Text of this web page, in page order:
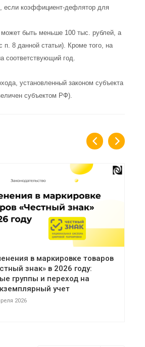
если коэффициент-дефлятор для
быть меньше 100 тыс. рублей, а
8 данной статьи). Кроме того, на
соответствующий год.
установленный законом субъекта
субъектом РФ).
в маркировке товаров
знак» в 2026 году:
группы и переход на
учет
2026